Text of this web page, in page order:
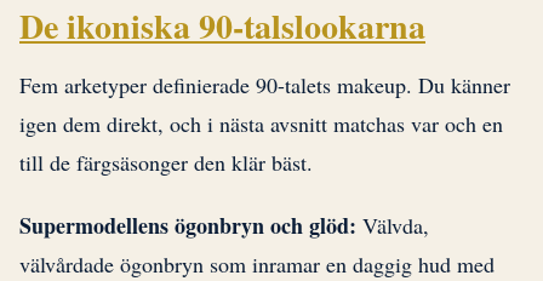
De ikoniska 90-talslookarna
Fem arketyper definierade 90-talets makeup. Du känner
igen dem direkt, och i nästa avsnitt matchas var och en
till de färgsäsonger den klär bäst.
Supermodellens ögonbryn och glöd: Välvda,
välvårdade ögonbryn som inramar en daggig hud med